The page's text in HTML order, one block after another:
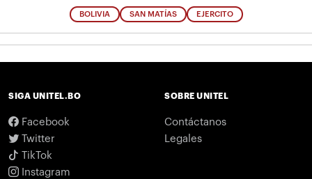
BOLIVIA SAN MATÍAS EJERCITO
SIGA UNITEL.BO
Facebook
Twitter
TikTok
Instagram
SOBRE UNITEL
Contáctanos
Legales